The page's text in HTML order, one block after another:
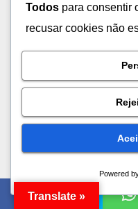
SEGURANÇA DA
tamanho da
no PfSense
10 DE JULHO DE
Translate »
Todos para consentir
recusar cookies não
Powered